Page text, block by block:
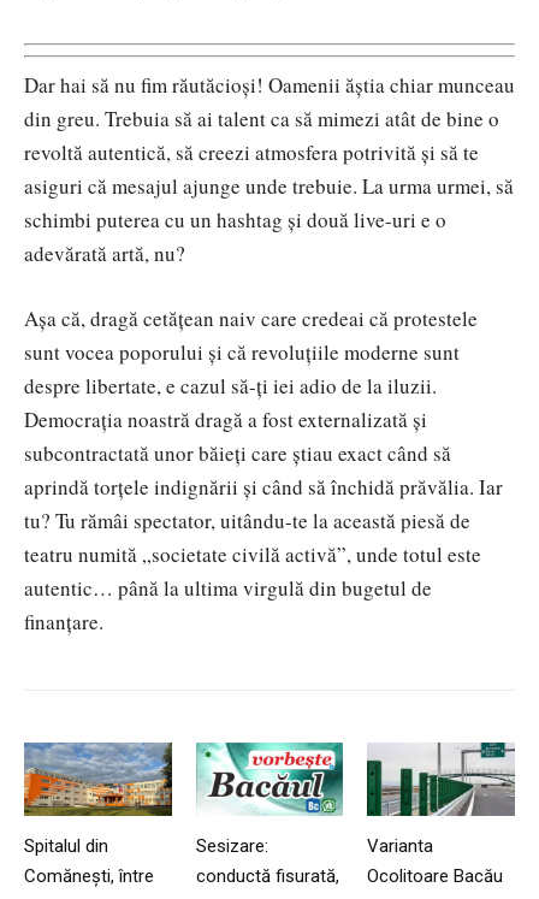
Dar hai să nu fim răutăcioși! Oamenii ăștia chiar munceau
din greu. Trebuia să ai talent ca să mimezi atât de bine o
revoltă autentică, să creezi atmosfera potrivită și să te
asiguri că mesajul ajunge unde trebuie. La urma urmei, să
schimbi puterea cu un hashtag și două live-uri e o
adevărată artă, nu?
Așa că, dragă cetățean naiv care credeai că protestele
sunt vocea poporului și că revoluțiile moderne sunt
despre libertate, e cazul să-ți iei adio de la iluzii.
Democrația noastră dragă a fost externalizată și
subcontractată unor băieți care știau exact când să
aprindă torțele indignării și când să închidă prăvălia. Iar
tu? Tu rămâi spectator, uitându-te la această piesă de
teatru numită „societate civilă activă”, unde totul este
autentic… până la ultima virgulă din bugetul de
finanțare.
Spitalul din
Comănești, între
Sesizare:
conductă fisurată,
Varianta
Ocolitoare Bacău